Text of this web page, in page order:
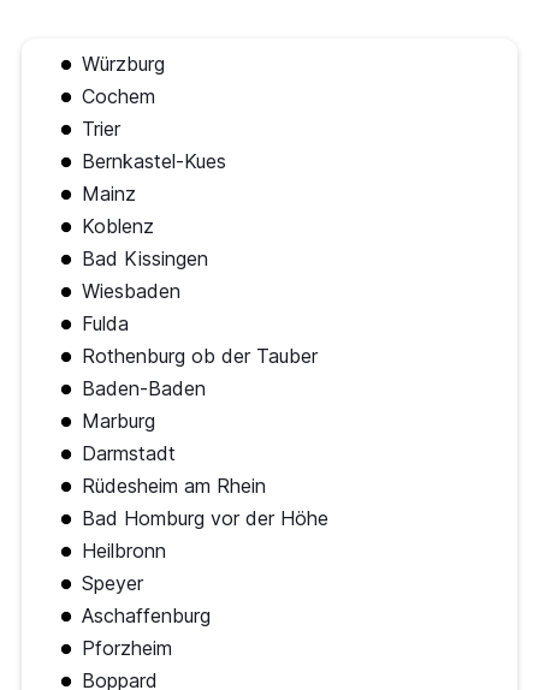
Würzburg
Cochem
Trier
Bernkastel-Kues
Mainz
Koblenz
Bad Kissingen
Wiesbaden
Fulda
Rothenburg ob der Tauber
Baden-Baden
Marburg
Darmstadt
Rüdesheim am Rhein
Bad Homburg vor der Höhe
Heilbronn
Speyer
Aschaffenburg
Pforzheim
Boppard